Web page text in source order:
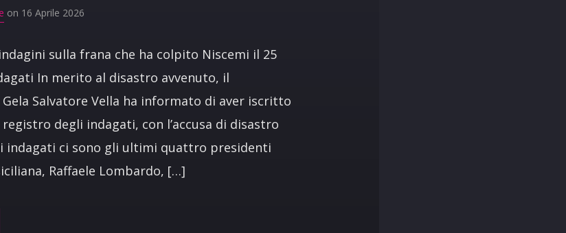
on 16 Aprile 2026
sulla frana che ha colpito Niscemi il 25
In merito al disastro avvenuto, il
Salvatore Vella ha informato di aver iscritto
degli indagati, con l’accusa di disastro
indagati ci sono gli ultimi quattro presidenti
Raffaele Lombardo, […]